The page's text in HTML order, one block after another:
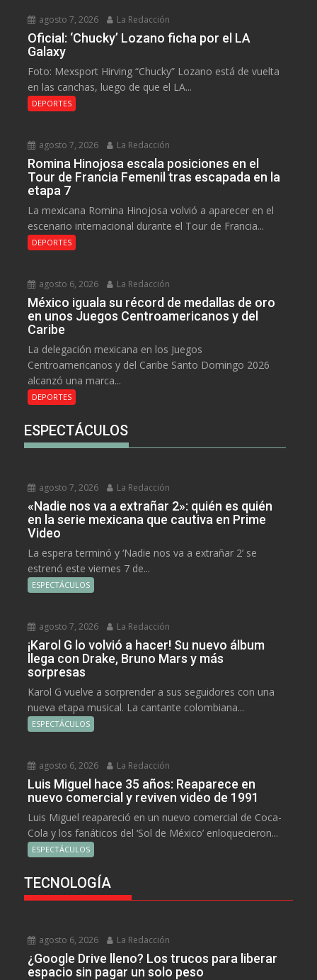
agosto 7, 2026 La Redacción
Oficial: ‘Chucky’ Lozano ficha por el LA
Galaxy
Foto: Mexsport Hirving “Chucky” Lozano está de vuelta
en las canchas, luego de que el LA...
DEPORTES
agosto 7, 2026 La Redacción
Romina Hinojosa escala posiciones en el
Tour de Francia Femenil tras escapada en la
etapa 7
La mexicana Romina Hinojosa volvió a aparecer en el
escenario internacional durante el Tour de Francia...
DEPORTES
agosto 6, 2026 La Redacción
México iguala su récord de medallas de oro
en unos Juegos Centroamericanos y del
Caribe
La delegación mexicana en los Juegos
Centroamericanos y del Caribe Santo Domingo 2026
alcanzó una marca...
DEPORTES
ESPECTÁCULOS
agosto 7, 2026 La Redacción
«Nadie nos va a extrañar 2»: quién es quién
en la serie mexicana que cautiva en Prime
Video
La espera terminó y ‘Nadie nos va a extrañar 2’ se
estrenó este viernes 7 de...
ESPECTÁCULOS
agosto 7, 2026 La Redacción
¡Karol G lo volvió a hacer! Su nuevo álbum
llega con Drake, Bruno Mars y más
sorpresas
Karol G vuelve a sorprender a sus seguidores con una
nueva etapa musical. La cantante colombiana...
ESPECTÁCULOS
agosto 6, 2026 La Redacción
Luis Miguel hace 35 años: Reaparece en
nuevo comercial y reviven video de 1991
Luis Miguel reapareció en un nuevo comercial de Coca-
Cola y los fanáticos del ‘Sol de México’ enloquecieron...
ESPECTÁCULOS
TECNOLOGÍA
agosto 6, 2026 La Redacción
¿Google Drive lleno? Los trucos para liberar
espacio sin pagar un solo peso